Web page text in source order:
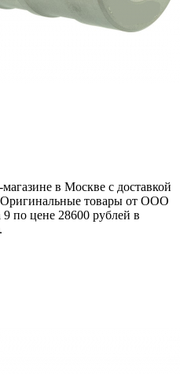
в Москве с доставкой
Оригинальные товары от ООО
по цене 28600 рублей в